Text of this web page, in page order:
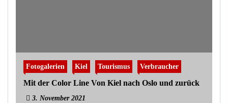
Fotogalerien Kiel Tourismus Verbraucher
Mit der Color Line Von Kiel nach Oslo und zurück
3. November 2021